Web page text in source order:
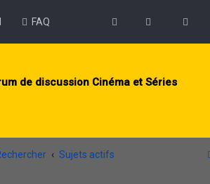
FAQ
de discussion Cinéma et Séries
Sujets actifs